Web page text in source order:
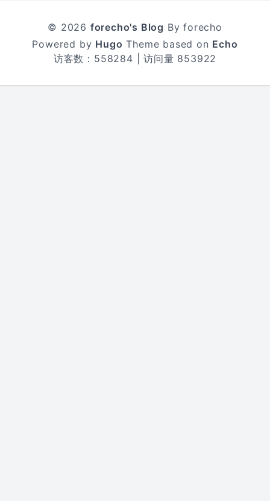
© 2026 forecho's Blog By forecho
Powered by Hugo Theme based on Echo
访客数： 558284 | 访问量 853922